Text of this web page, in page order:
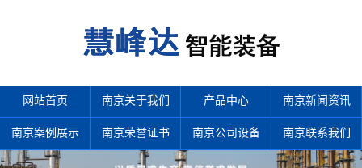
网站首页 南京关于我们 产品中心 南京新闻资讯
南京案例展示 南京荣誉证书 南京公司设备 南京联系我们